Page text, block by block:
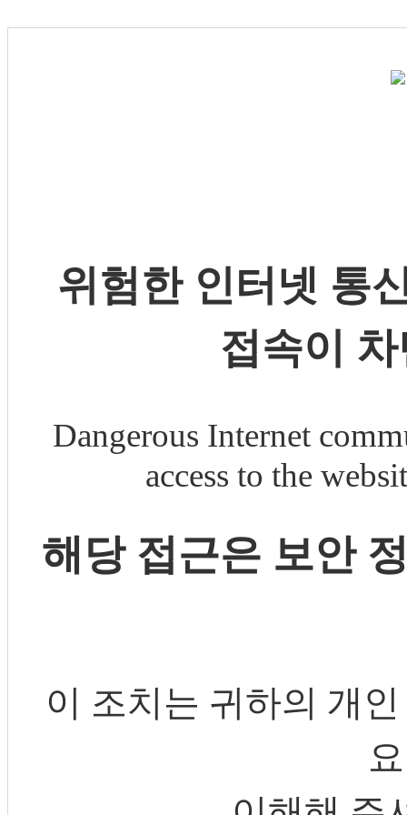
위험한 인터넷 통
접속이
Dangerous Internet
access to the
해당 접근은 보안
이 조치는 귀하의 개